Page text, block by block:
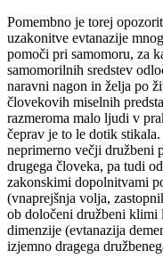
Pomembno je torej
uzakonitve evtanazije
pomoči pri samomoru, za
samomorilnih sredstev
naravni nagon in želja po
človekovih miselnih
razmeroma malo ljudi v
čeprav je to le dotik
neprimerno večji družbeni
drugega človeka, pa tudi
zakonskimi dopolnitvami
(vnaprejšnja volja,
ob določeni družbeni klimi
dimenzije (evtanazija
izjemno dragega